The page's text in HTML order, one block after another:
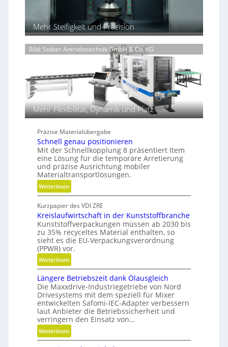
n
d
y
a
u
i
k
m
V
e
r
g
l
e
i
c
h
r
e
n
t
c
h
i
k
Mehr Steifigkeit und Präzision
Bild: Stöber Antriebstechnik GmbH & Co. KG
Mehr Flexibilität, Dynamik und Platz
Präzise Materialübergabe
Schnell genau positionieren
Mit der Schnellkopplung 8 präsentiert Item
eine Lösung für die temporäre Arretierung
und präzise Ausrichtung mobiler
Materialtransportlösungen.
Weiterlesen:
S
c
h
n
e
l
l
g
n
a
u
p
o
s
i
Kurzpapier des VDI ZRE
Kreislaufwirtschaft in der Kunststoffbranche
Kunststoffverpackungen müssen ab 2030 bis
zu 35% recyceltes Material enthalten, so
sieht es die EU-Verpackungsverordnung
(PPWR) vor.
Weiterlesen:
K
r
e
i
s
l
a
u
Längere Betriebszeit dank Ölausgleich
Die Maxxdrive-Industriegetriebe von Nord
Drivesystems mit dem speziell für Mixer
entwickelten Safomi-IEC-Adapter verbessern
laut Anbieter die Betriebssicherheit und
verringern den Einsatz von…
Weiterlesen:
L